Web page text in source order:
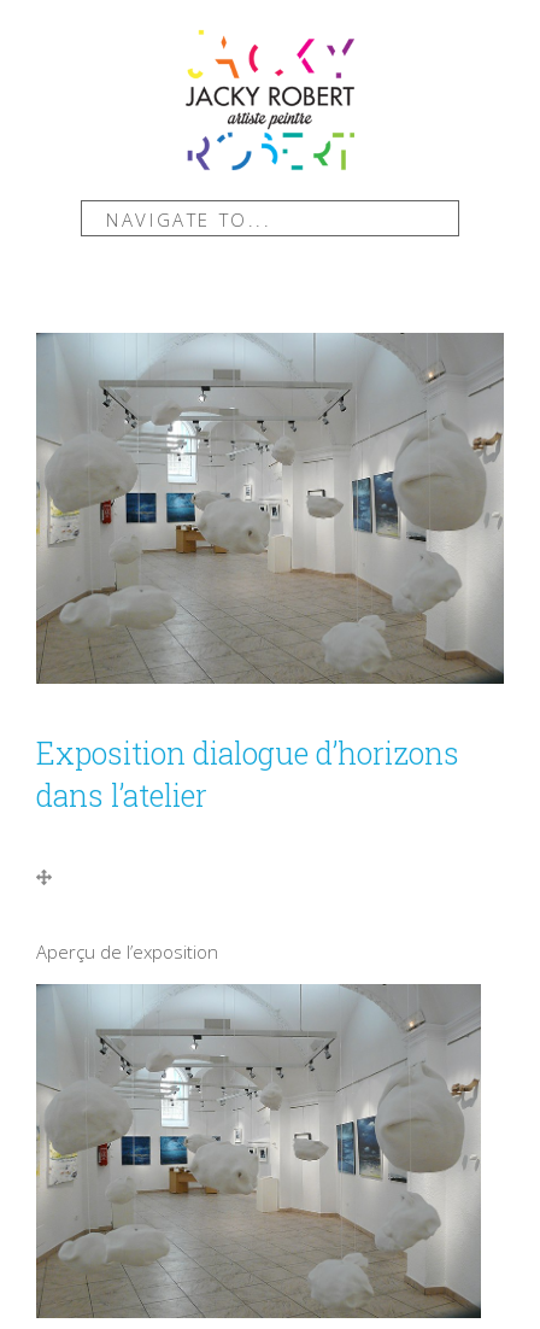
NAVIGATE TO...
Exposition dialogue d’horizons
dans l’atelier
Aperçu de l’exposition